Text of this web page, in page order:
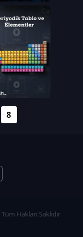
8
Tüm Hakları Saklıdır